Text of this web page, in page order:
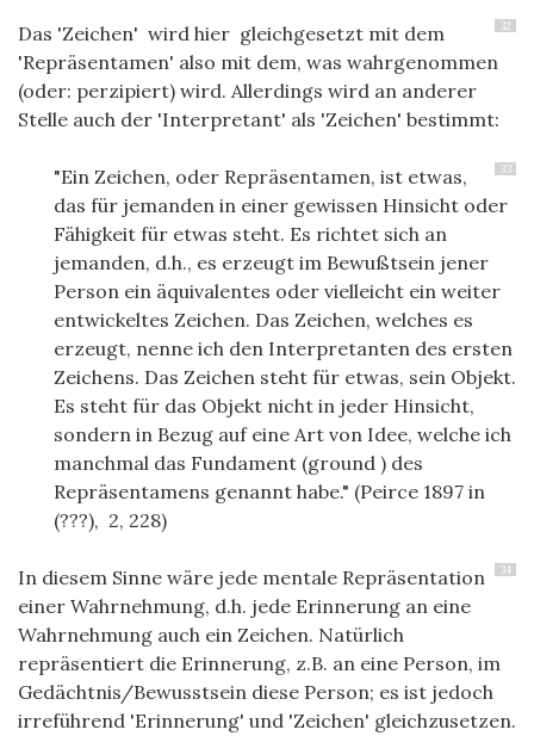
32
Das 'Zeichen' wird hier gleichgesetzt mit dem
'Repräsentamen' also mit dem, was wahrgenommen
(oder: perzipiert) wird. Allerdings wird an anderer
Stelle auch der 'Interpretant' als 'Zeichen' bestimmt:
33
"Ein Zeichen, oder Repräsentamen, ist etwas,
das für jemanden in einer gewissen Hinsicht oder
Fähigkeit für etwas steht. Es richtet sich an
jemanden, d.h., es erzeugt im Bewußtsein jener
Person ein äquivalentes oder vielleicht ein weiter
entwickeltes Zeichen. Das Zeichen, welches es
erzeugt, nenne ich den Interpretanten des ersten
Zeichens. Das Zeichen steht für etwas, sein Objekt.
Es steht für das Objekt nicht in jeder Hinsicht,
sondern in Bezug auf eine Art von Idee, welche ich
manchmal das Fundament (ground ) des
Repräsentamens genannt habe." (Peirce 1897 in
(???), 2, 228)
34
In diesem Sinne wäre jede mentale Repräsentation
einer Wahrnehmung, d.h. jede Erinnerung an eine
Wahrnehmung auch ein Zeichen. Natürlich
repräsentiert die Erinnerung, z.B. an eine Person, im
Gedächtnis/Bewusstsein diese Person; es ist jedoch
irreführend 'Erinnerung' und 'Zeichen' gleichzusetzen.